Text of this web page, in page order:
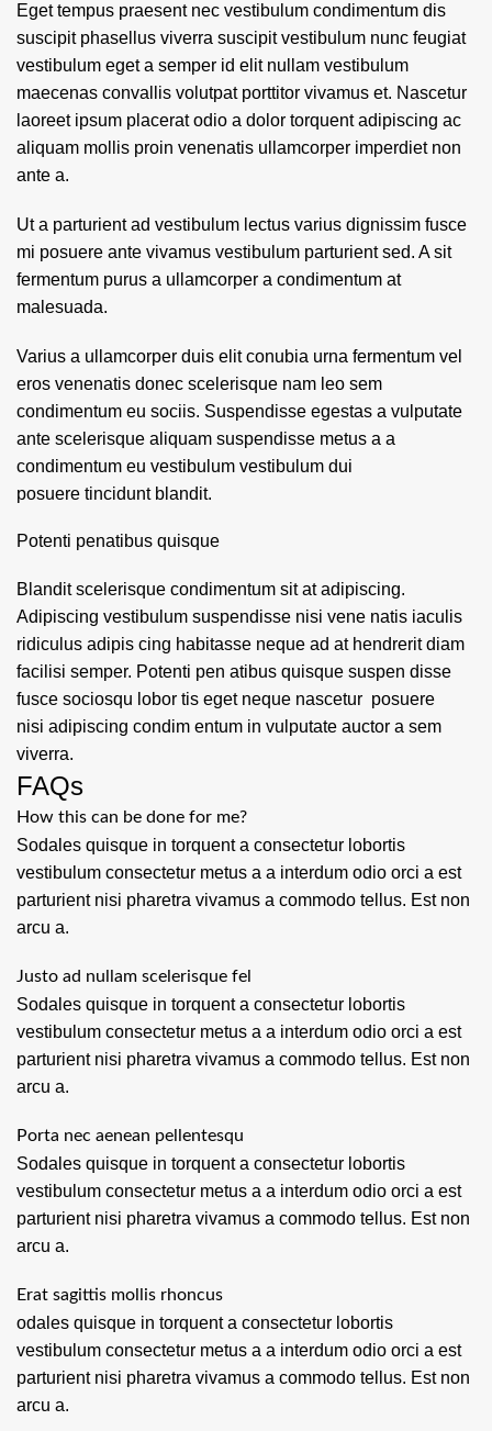
Eget tempus praesent nec vestibulum condimentum dis
suscipit phasellus viverra suscipit vestibulum nunc feugiat
vestibulum eget a semper id elit nullam vestibulum
maecenas convallis volutpat porttitor vivamus et. Nascetur
laoreet ipsum placerat odio a dolor torquent adipiscing ac
aliquam mollis proin venenatis ullamcorper imperdiet non
ante a.
Ut a parturient ad vestibulum lectus varius dignissim fusce
mi posuere ante vivamus vestibulum parturient sed. A sit
fermentum purus a ullamcorper a condimentum at
malesuada.
Varius a ullamcorper duis elit conubia urna fermentum vel
eros venenatis donec scelerisque nam leo sem
condimentum eu sociis. Suspendisse egestas a vulputate
ante scelerisque aliquam suspendisse metus a a
condimentum eu vestibulum vestibulum dui
posuere tincidunt blandit.
Potenti penatibus quisque
Blandit scelerisque condimentum sit at adipiscing.
Adipiscing vestibulum suspendisse nisi vene natis iaculis
ridiculus adipis cing habitasse neque ad at hendrerit diam
facilisi semper. Potenti pen atibus quisque suspen disse
fusce sociosqu lobor tis eget neque nascetur posuere
nisi adipiscing condim entum in vulputate auctor a sem
viverra.
FAQs
How this can be done for me?
Sodales quisque in torquent a consectetur lobortis
vestibulum consectetur metus a a interdum odio orci a est
parturient nisi pharetra vivamus a commodo tellus. Est non
arcu a.
Justo ad nullam scelerisque fel
Sodales quisque in torquent a consectetur lobortis
vestibulum consectetur metus a a interdum odio orci a est
parturient nisi pharetra vivamus a commodo tellus. Est non
arcu a.
Porta nec aenean pellentesqu
Sodales quisque in torquent a consectetur lobortis
vestibulum consectetur metus a a interdum odio orci a est
parturient nisi pharetra vivamus a commodo tellus. Est non
arcu a.
Erat sagittis mollis rhoncus
odales quisque in torquent a consectetur lobortis
vestibulum consectetur metus a a interdum odio orci a est
parturient nisi pharetra vivamus a commodo tellus. Est non
arcu a.